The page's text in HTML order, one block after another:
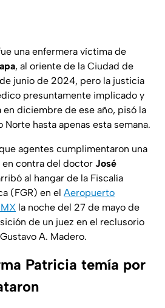
una enfermera víctima de
, al oriente de la Ciudad de
junio de 2024, pero la justicia
presuntamente implicado y
diciembre de ese año, pisó la
hasta apenas esta semana.
agentes cumplimentaron una
contra del doctor José
al hangar de la Fiscalía
(FGR) en el Aeropuerto
la noche del 27 de mayo de
de un juez en el reclusorio
A. Madero.
Patricia temía por